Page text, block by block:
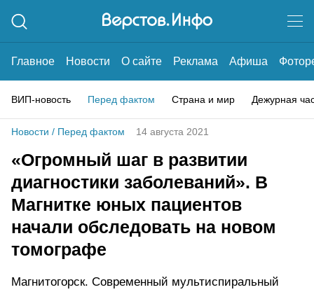
Главное Новости О сайте Реклама Афиша
ВИП-новость Перед фактом Страна и мир Дежурная
Новости / Перед фактом 14 августа 2021
«Огромный шаг в развитии
диагностики заболеваний». В
Магнитке юных пациентов
начали обследовать на новом
томографе
Магнитогорск. Современный мультиспиральный